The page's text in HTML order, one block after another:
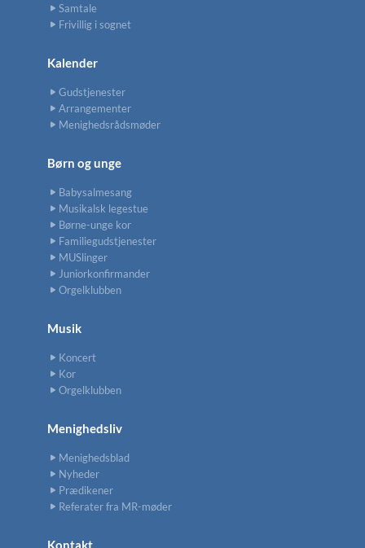
Samtale
Frivillig i sognet
Kalender
Gudstjenester
Arrangementer
Menighedsrådsmøder
Børn og unge
Babysalmesang
Musikalsk legestue
Børne-unge kor
Familiegudstjenester
MUSlinger
Juniorkonfirmander
Orgelklubben
Musik
Koncert
Kor
Orgelklubben
Menighedsliv
Menighedsblad
Nyheder
Prædikener
Referater fra MR-møder
Kontakt